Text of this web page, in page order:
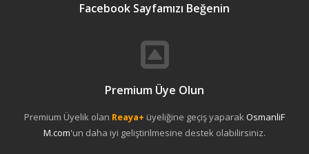
Facebook Sayfamızı Beğenin
Premium Üye Olun
Premium Üyelik olan Reaya+ üyeliğine geçiş yaparakOsmanliF
M.com'un daha iyi geliştirilmesine destek olabilirsiniz.